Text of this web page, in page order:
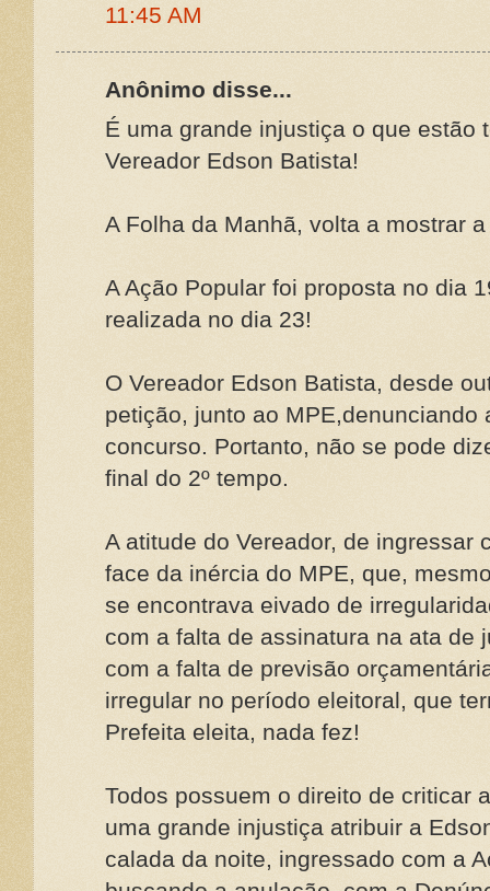
11:45 AM
Anônimo disse...
É uma grande injustiça o que estão
Vereador Edson Batista!
A Folha da Manhã, volta a mostrar
A Ação Popular foi proposta no dia
realizada no dia 23!
O Vereador Edson Batista, desde
petição, junto ao MPE,denunciando
concurso. Portanto, não se pode
final do 2º tempo.
A atitude do Vereador, de ingressar
face da inércia do MPE, que,
se encontrava eivado de
com a falta de assinatura na ata de
com a falta de previsão
irregular no período eleitoral, que
Prefeita eleita, nada fez!
Todos possuem o direito de criticar
uma grande injustiça atribuir a
calada da noite, ingressado com a